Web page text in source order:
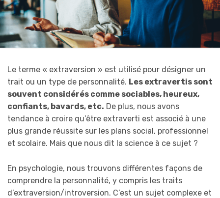
Le terme « extraversion » est utilisé pour désigner un
trait ou un type de personnalité. Les extravertis sont
souvent considérés comme sociables, heureux,
confiants, bavards, etc. De plus, nous avons
tendance à croire qu’être extraverti est associé à une
plus grande réussite sur les plans social, professionnel
et scolaire. Mais que nous dit la science à ce sujet ?
En psychologie, nous trouvons différentes façons de
comprendre la personnalité, y compris les traits
d’extraversion/introversion. C’est un sujet complexe et